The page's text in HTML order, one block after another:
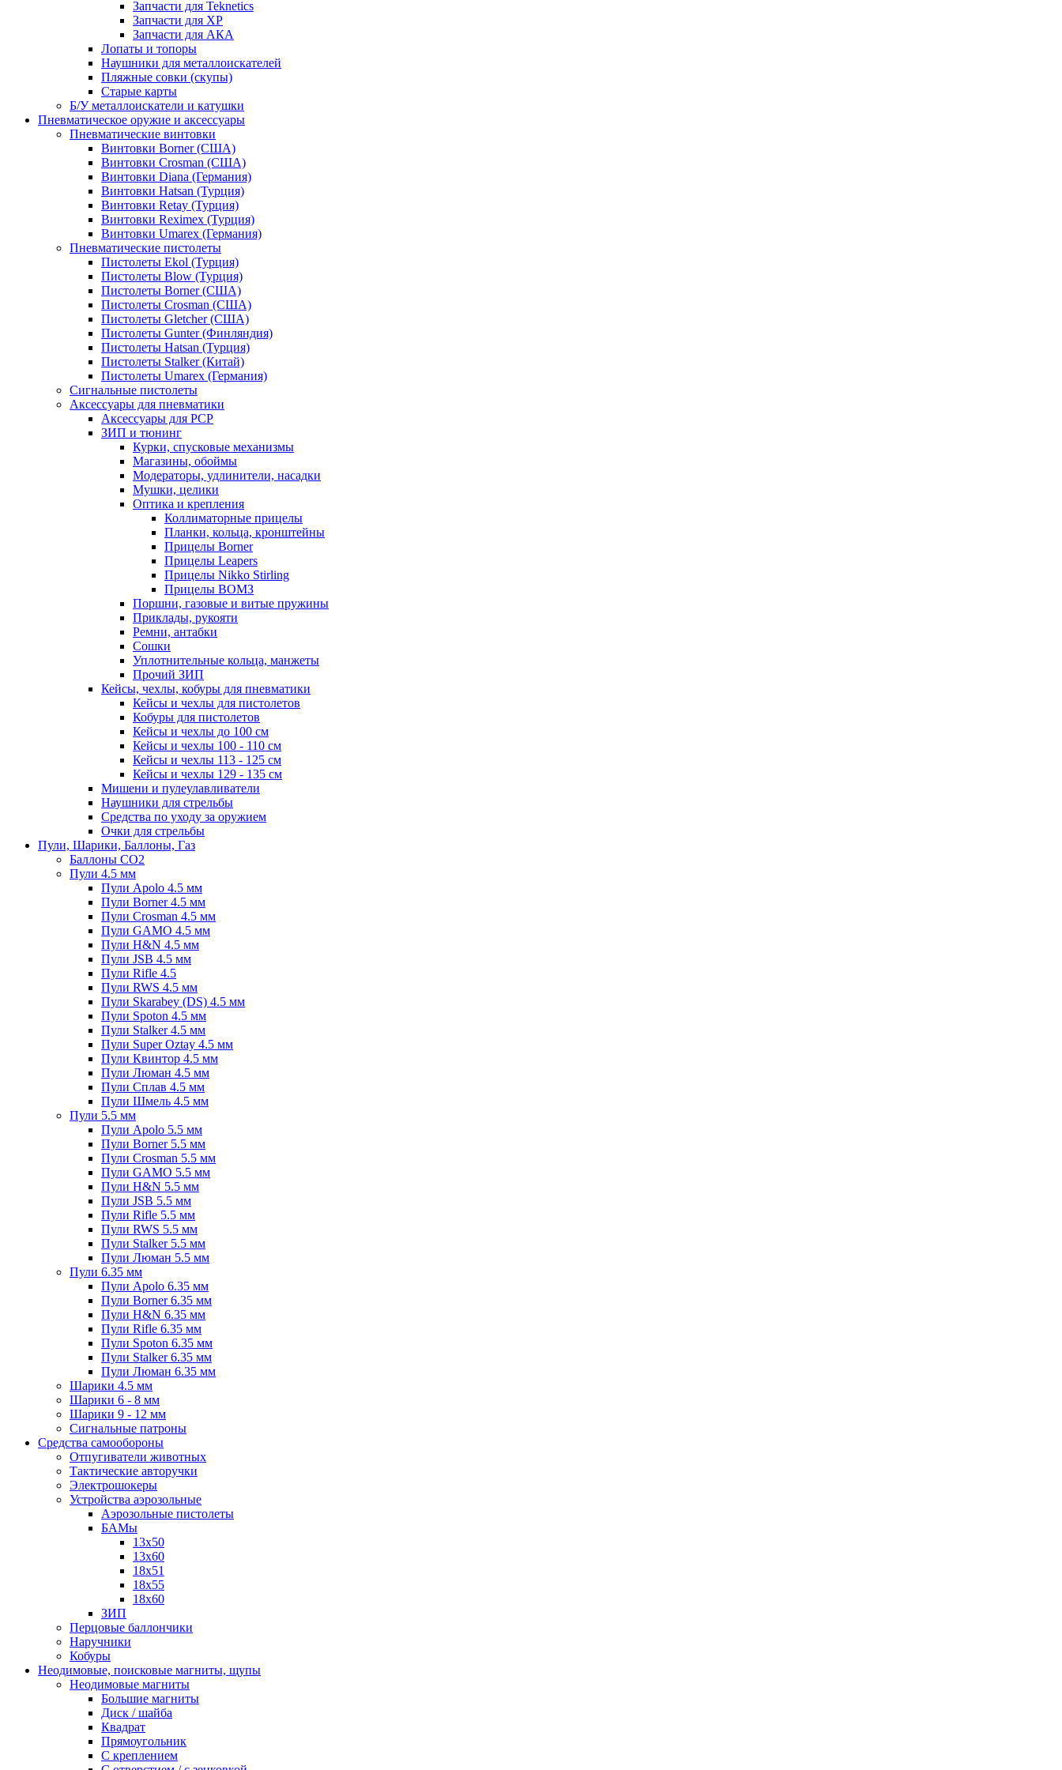
Запчасти для Teknetics
Запчасти для XP
Запчасти для АКА
Лопаты и топоры
Наушники для металлоискателей
Пляжные совки (скупы)
Старые карты
Б/У металлоискатели и катушки
Пневматическое оружие и аксессуары
Пневматические винтовки
Винтовки Borner (США)
Винтовки Crosman (США)
Винтовки Diana (Германия)
Винтовки Hatsan (Турция)
Винтовки Retay (Турция)
Винтовки Reximex (Турция)
Винтовки Umarex (Германия)
Пневматические пистолеты
Пистолеты Ekol (Турция)
Пистолеты Blow (Турция)
Пистолеты Borner (США)
Пистолеты Crosman (США)
Пистолеты Gletcher (США)
Пистолеты Gunter (Финляндия)
Пистолеты Hatsan (Турция)
Пистолеты Stalker (Китай)
Пистолеты Umarex (Германия)
Сигнальные пистолеты
Аксессуары для пневматики
Аксессуары для PCP
ЗИП и тюнинг
Курки, спусковые механизмы
Магазины, обоймы
Модераторы, удлинители, насадки
Мушки, целики
Оптика и крепления
Коллиматорные прицелы
Планки, кольца, кронштейны
Прицелы Borner
Прицелы Leapers
Прицелы Nikko Stirling
Прицелы ВОМЗ
Поршни, газовые и витые пружины
Приклады, рукояти
Ремни, антабки
Сошки
Уплотнительные кольца, манжеты
Прочий ЗИП
Кейсы, чехлы, кобуры для пневматики
Кейсы и чехлы для пистолетов
Кобуры для пистолетов
Кейсы и чехлы до 100 см
Кейсы и чехлы 100 - 110 см
Кейсы и чехлы 113 - 125 см
Кейсы и чехлы 129 - 135 см
Мишени и пулеулавливатели
Наушники для стрельбы
Средства по уходу за оружием
Очки для стрельбы
Пули, Шарики, Баллоны, Газ
Баллоны CO2
Пули 4.5 мм
Пули Apolo 4.5 мм
Пули Borner 4.5 мм
Пули Crosman 4.5 мм
Пули GAMO 4.5 мм
Пули H&N 4.5 мм
Пули JSB 4.5 мм
Пули Rifle 4.5
Пули RWS 4.5 мм
Пули Skarabey (DS) 4.5 мм
Пули Spoton 4.5 мм
Пули Stalker 4.5 мм
Пули Super Oztay 4.5 мм
Пули Квинтор 4.5 мм
Пули Люман 4.5 мм
Пули Сплав 4.5 мм
Пули Шмель 4.5 мм
Пули 5.5 мм
Пули Apolo 5.5 мм
Пули Borner 5.5 мм
Пули Crosman 5.5 мм
Пули GAMO 5.5 мм
Пули H&N 5.5 мм
Пули JSB 5.5 мм
Пули Rifle 5.5 мм
Пули RWS 5.5 мм
Пули Stalker 5.5 мм
Пули Люман 5.5 мм
Пули 6.35 мм
Пули Apolo 6.35 мм
Пули Borner 6.35 мм
Пули H&N 6.35 мм
Пули Rifle 6.35 мм
Пули Spoton 6.35 мм
Пули Stalker 6.35 мм
Пули Люман 6.35 мм
Шарики 4.5 мм
Шарики 6 - 8 мм
Шарики 9 - 12 мм
Сигнальные патроны
Средства самообороны
Отпугиватели животных
Тактические авторучки
Электрошокеры
Устройства аэрозольные
Аэрозольные пистолеты
БАМы
13х50
13х60
18х51
18х55
18х60
ЗИП
Перцовые баллончики
Наручники
Кобуры
Неодимовые, поисковые магниты, щупы
Неодимовые магниты
Большие магниты
Диск / шайба
Квадрат
Прямоугольник
С креплением